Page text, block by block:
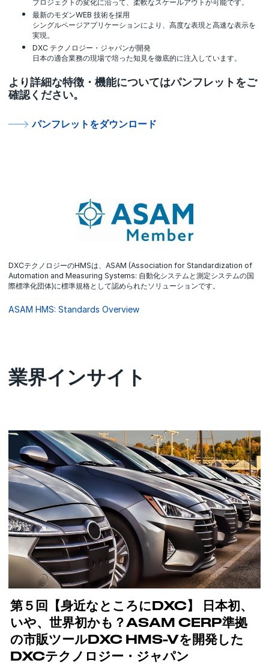
プロジェクトの変化に沿って、柔軟なスケールアウトが可能です。
最新のモダンWEB 技術を採用
シングルページアプリケーションにより、高度な表現と高速な表示を
実現。
DXC テクノロジー・ジャパンが開発
日本の適合業務の現場で培った知見を徹底的に注入しています。
より詳細な特徴・機能についてはパンフレットをご
確認ください。
パンフレットをダウンロード
DXCテクノロジーのHMSは、ASAM (Association for Standardization of
Automation and Measuring Systems: 自動化システムと測定システムの国
際標準化団体)に標準規格として認められたソリューションです。
ASAM HMS: Standards Overview
業界インサイト
第５回【身近なところにDXC】 日本初、
いや、世界初かも？ASAM CERP準拠
の市販ツールDXC HMS-Vを開発した
DXCテクノロジー・ジャパン